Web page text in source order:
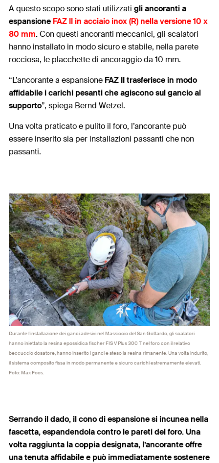
A questo scopo sono stati utilizzati gli ancoranti a
espansione FAZ II in acciaio inox (R) nella versione 10 x
80 mm.Con questi ancoranti meccanici, gli scalatori
hanno installato in modo sicuro e stabile, nella parete
rocciosa, le placchette di ancoraggio da 10 mm.
“L’ancorante a espansione FAZ II trasferisce in modo
affidabile i carichi pesanti che agiscono sul gancio al
supporto”, spiega Bernd Wetzel.
Una volta praticato e pulito il foro, l’ancorante può
essere inserito sia per installazioni passanti che non
passanti.
Durante l’installazione dei ganci adesivi nel Massiccio del San Gottardo, gli scalatori
hanno iniettato la resina epossidica fischer FIS V Plus 300 T nel foro con il relativo
beccuccio dosatore, hanno inserito i ganci e steso la resina rimanente. Una volta indurito,
il sistema composito fissa in modo permanente e sicuro carichi estremamente elevati.
Foto: Max Foos.
Serrando il dado, il cono di espansione si incunea nella
fascetta, espandendola contro le pareti del foro. Una
volta raggiunta la coppia designata, l’ancorante offre
una tenuta affidabile e può immediatamente sostenere